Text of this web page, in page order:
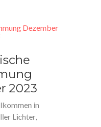
2023
in
Lichter,